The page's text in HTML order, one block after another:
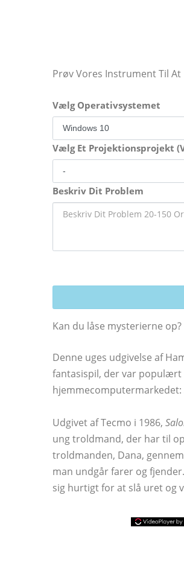
Prøv Vores Instrument Til
Vælg Operativsystemet
Vælg Et Projektionsprojekt
Beskriv Dit Problem
Kan du låse mysterierne op?
Denne uges udgivelse af
fantasispil, der var populært
hjemmecomputermarkedet:
Udgivet af Tecmo i 1986,
ung troldmand, der har til
troldmanden, Dana,
man undgår farer og
sig hurtigt for at slå uret og